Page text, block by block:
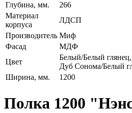
Глубина, мм.
266
Материал
корпуса
ЛДСП
Производитель Миф
Фасад
МДФ
Цвет
Белый/Белый
Дуб Сонома/Белый
Ширина, мм.
1200
Полка 1200